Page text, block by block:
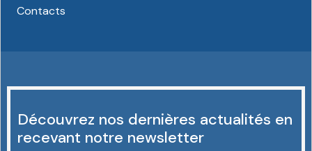
Contacts
Découvrez nos dernières actualités en
recevant notre newsletter